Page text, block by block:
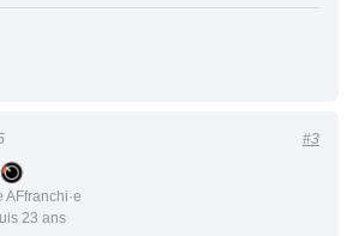
AFfranchi·e
23 ans
#3